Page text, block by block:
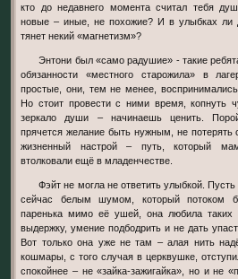
кто до недавнего момента считал тебя
новые – иные, не похожие? И в улыбках ли
тянет некий «магнетизм»?
Энтони был «само радушие» - такие ребята частенько брали на себя
обязанности «местного старожила» в
простые, они, тем не менее,
Но стоит провести с ними время, копнуть
зеркало души – начинаешь ценить.
прячется желание быть нужным, не
жизненный настрой – путь, который
втолковали ещё в младенчестве.
Фэйт не могла не ответить улыбкой. Пусть вся его речь была для неё
сейчас белым шумом, который потоком
паренька мимо её ушей, она любила таких
выдержку, умение подбодрить и не дать
Вот только она уже не там – алая нить
кошмары, с того случая в церквушке,
спокойнее – не «зайка-зажигайка», но и не